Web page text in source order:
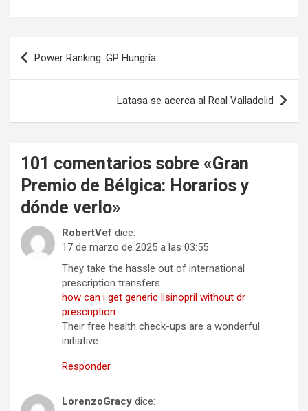
Navegación
de
Power Ranking: GP Hungría
Latasa se acerca al Real Valladolid
101 comentarios sobre «Gran
Premio de Bélgica: Horarios y
dónde verlo»
RobertVef dice:
17 de marzo de 2025 a las 03:55
They take the hassle out of international
prescription transfers.
how can i get generic lisinopril without dr
prescription
Their free health check-ups are a wonderful
initiative.
Responder
LorenzoGracy dice: